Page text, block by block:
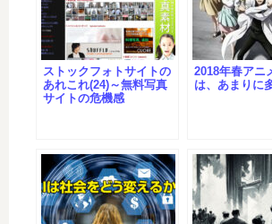
ストックフォトサイトの
あれこれ(24)～無料写真
サイトの危機感
2018年春アニ
は、あまりに